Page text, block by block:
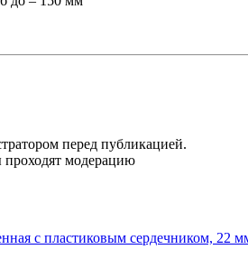
перед публикацией.
модерацию